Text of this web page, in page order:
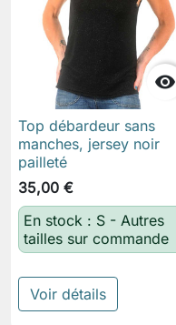

Top débardeur sans
manches, jersey noir
pailleté
35,00 €
En stock : S - Autres
tailles sur commande
Voir détails